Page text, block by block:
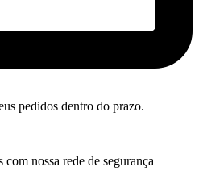
pedidos dentro do prazo.
com nossa rede de segurança